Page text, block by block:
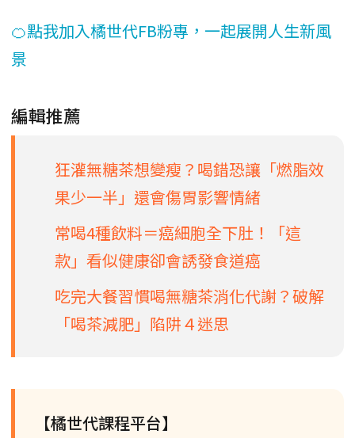
🍊點我加入橘世代FB粉專，一起展開人生新風
景
編輯推薦
狂灌無糖茶想變瘦？喝錯恐讓「燃脂效
果少一半」還會傷胃影響情緒
常喝4種飲料＝癌細胞全下肚！「這
款」看似健康卻會誘發食道癌
吃完大餐習慣喝無糖茶消化代謝？破解
「喝茶減肥」陷阱４迷思
【橘世代課程平台】